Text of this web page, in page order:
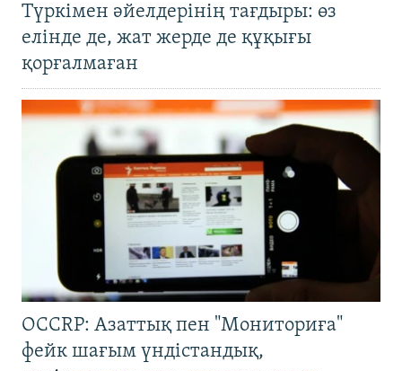
Түркімен әйелдерінің тағдыры: өз
елінде де, жат жерде де құқығы
қорғалмаған
OCCRP: Азаттық пен "Мониториға"
фейк шағым үндістандық,